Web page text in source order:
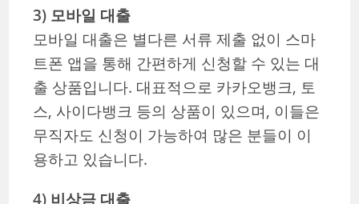
3) 모바일 대출
모바일 대출은 별다른 서류 제출 없이 스마
트폰 앱을 통해 간편하게 신청할 수 있는 대
출 상품입니다. 대표적으로 카카오뱅크, 토
스, 사이다뱅크 등의 상품이 있으며, 이들은
무직자도 신청이 가능하여 많은 분들이 이
용하고 있습니다.
4) 비상금 대출